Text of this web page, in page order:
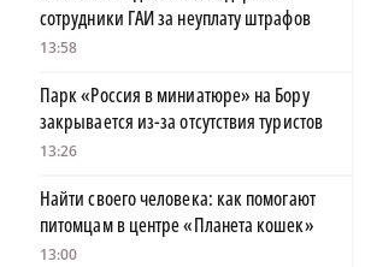
сотрудники ГАИ за неуплату штрафов
13:58
Парк «Россия в миниатюре» на Бору
закрывается из-за отсутствия туристов
13:26
Найти своего человека: как помогают
питомцам в центре «Планета кошек»
13:00